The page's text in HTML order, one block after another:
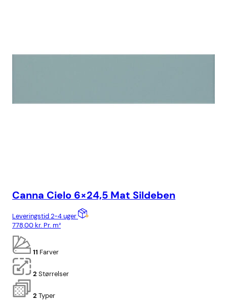
Canna Cielo 6×24,5 Mat Sildeben
Leveringstid 2-4 uger
778,00kr. Pr. m²
11 Farver
2 Størrelser
2 Typer